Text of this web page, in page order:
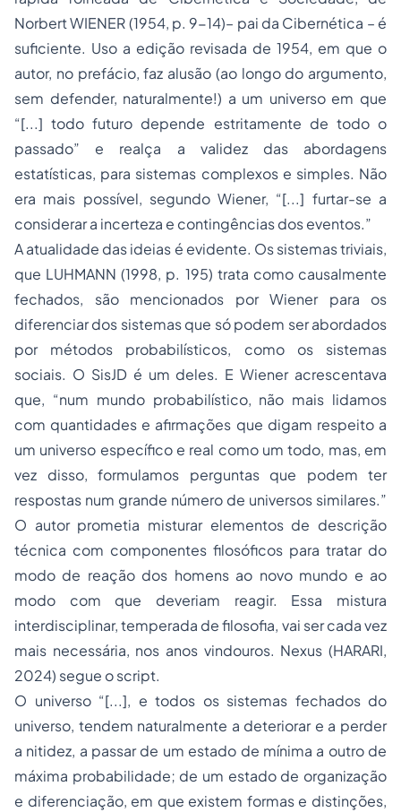
Norbert WIENER (1954, p. 9-14)– pai da Cibernética – é
suficiente. Uso a edição revisada de 1954, em que o
autor, no prefácio, faz alusão (ao longo do argumento,
sem defender, naturalmente!) a um universo em que
“[...] todo futuro depende estritamente de todo o
passado” e realça a validez das abordagens
estatísticas, para sistemas complexos e simples. Não
era mais possível, segundo Wiener, “[...] furtar-se a
considerar a incerteza e contingências dos eventos.”
A atualidade das ideias é evidente. Os sistemas triviais,
que LUHMANN (1998, p. 195) trata como causalmente
fechados, são mencionados por Wiener para os
diferenciar dos sistemas que só podem ser abordados
por métodos probabilísticos, como os sistemas
sociais. O SisJD é um deles. E Wiener acrescentava
que, “num mundo probabilístico, não mais lidamos
com quantidades e afirmações que digam respeito a
um universo específico e real como um todo, mas, em
vez disso, formulamos perguntas que podem ter
respostas num grande número de universos similares.”
O autor prometia misturar elementos de descrição
técnica com componentes filosóficos para tratar do
modo de reação dos homens ao novo mundo e ao
modo com que deveriam reagir. Essa mistura
interdisciplinar, temperada de filosofia, vai ser cada vez
mais necessária, nos anos vindouros. Nexus (HARARI,
2024) segue oscript.
O universo “[...], e todos os sistemas fechados do
universo, tendem naturalmente a deteriorar e a perder
a nitidez, a passar de um estado de mínima a outro de
máxima probabilidade; de um estado de organização
e diferenciação, em que existem formas e distinções,